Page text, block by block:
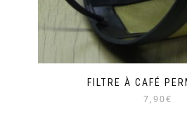
FILTRE À CAFÉ
7,90€